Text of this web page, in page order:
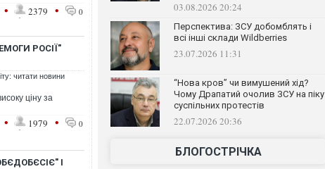
• 2379 • 0
РОСІЇ"
читати новини
ціну за
• 1979 • 0
І
03.08.2026 20:24
Перспектива: ЗСУ добомблять і
всі інші склади Wildberries
23.07.2026 11:31
“Нова кров” чи вимушений хід?
Чому Драпатий очолив ЗСУ на піку
суспільних протестів
22.07.2026 20:36
БЛОГОСТРІЧКА